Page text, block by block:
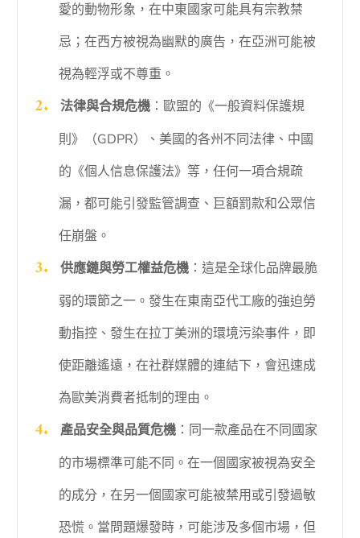
愛的動物形象，在中東國家可能具有宗教禁
忌；在西方被視為幽默的廣告，在亞洲可能被
視為輕浮或不尊重。
法律與合規危機：歐盟的《一般資料保護規
則》（GDPR）、美國的各州不同法律、中國
的《個人信息保護法》等，任何一項合規疏
漏，都可能引發監管調查、巨額罰款和公眾信
任崩盤。
供應鏈與勞工權益危機：這是全球化品牌最脆
弱的環節之一。發生在東南亞代工廠的強迫勞
動指控、發生在拉丁美洲的環境污染事件，即
使距離遙遠，在社群媒體的連結下，會迅速成
為歐美消費者抵制的理由。
產品安全與品質危機：同一款產品在不同國家
的市場標準可能不同。在一個國家被視為安全
的成分，在另一個國家可能被禁用或引發過敏
恐慌。當問題爆發時，可能涉及多個市場，但